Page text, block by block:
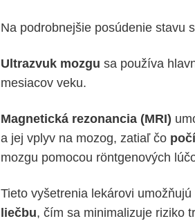
Na podrobnejšie posúdenie stavu
Ultrazvuk mozgu sa používa
mesiacov veku.
Magnetická rezonancia (MRI)
a jej vplyv na mozog, zatiaľ čo
mozgu pomocou röntgenových
Tieto vyšetrenia lekárovi umožňujú
liečbu, čím sa minimalizuje riziko